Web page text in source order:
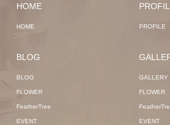
HOME
HOME PROFILE
BLOG
BLOG
FLOWER
FeatherTree
EVENT
GALLERY
FLOWER
EVENT